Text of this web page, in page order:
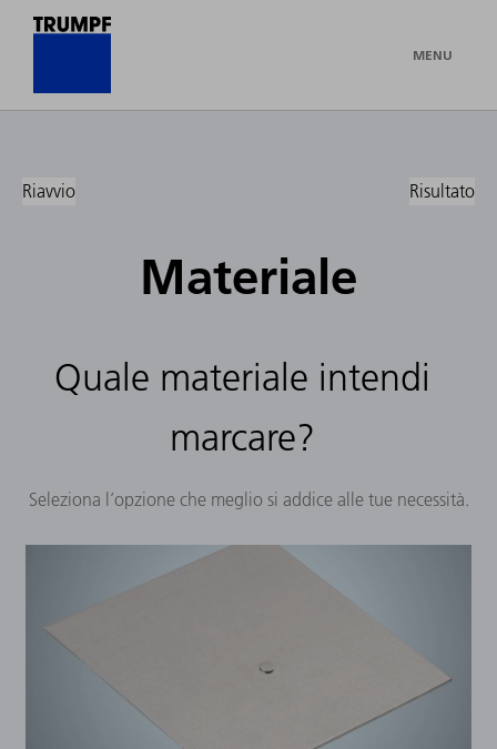
MENU
Riavvio
Materiale
Risultato
Quale materiale intendi
marcare?
Seleziona l’opzione che meglio si addice alle tue necessità.
marcare?